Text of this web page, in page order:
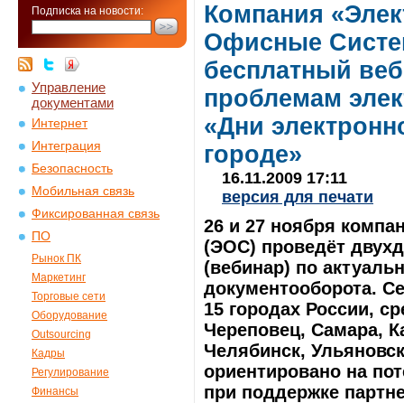
Подписка на новости:
Управление
документами
Интернет
Интеграция
Безопасность
Мобильная связь
Фиксированная связь
ПО
Рынок ПК
Маркетинг
Торговые сети
Оборудование
Outsourcing
Кадры
Регулирование
Финансы
Компания
Офисные
бесплатный
проблемам
«Дни
городе»
16.11.2009 17:11
версия для печати
26 и 27 ноября
(ЭОС) проведёт
(вебинар) по
документооборота.
15 городах России,
Череповец, Самара,
Челябинск,
ориентировано на
при поддержке